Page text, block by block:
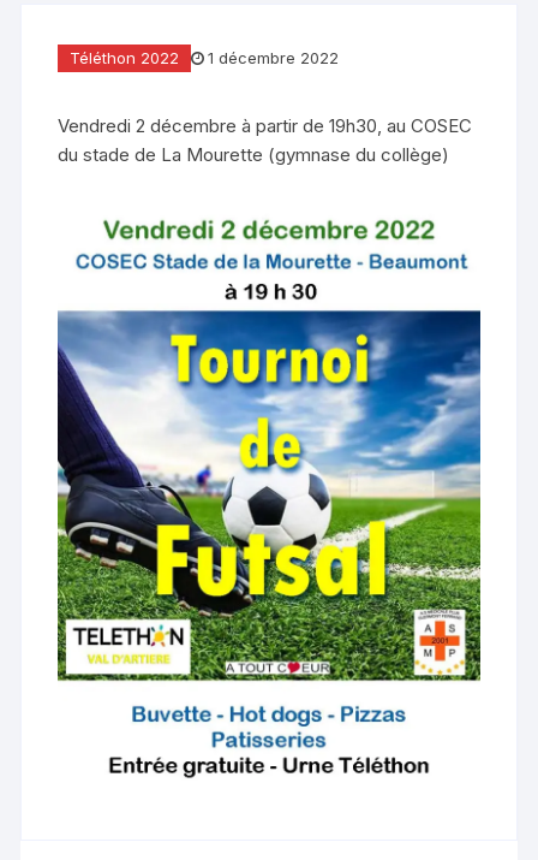
Téléthon 2022 1 décembre 2022
Vendredi 2 décembre à partir de 19h30, au COSEC
du stade de La Mourette (gymnase du collège)